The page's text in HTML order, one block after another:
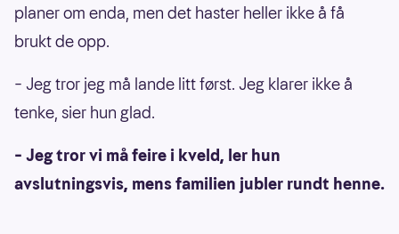
planer om enda, men det haster heller ikke å få
brukt de opp.
– Jeg tror jeg må lande litt først. Jeg klarer ikke å
tenke, sier hun glad.
– Jeg tror vi må feire i kveld, ler hun
avslutningsvis, mens familien jubler rundt henne.